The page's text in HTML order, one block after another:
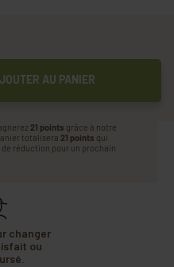
AU PANIER
21 points grâce à notre
totalisera 21 points qui
réduction pour un prochain
changer
ou